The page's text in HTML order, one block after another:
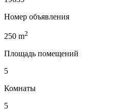
Номер объявления
250 m2
Площадь помещений
5
Комнаты
5